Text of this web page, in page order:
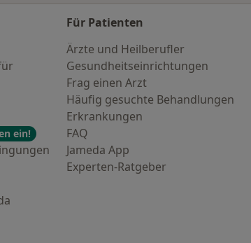
ein!
Für Patienten
Ärzte und Heilberufler
Gesundheitseinrichtungen
Frag einen Arzt
Häufig gesuchte Behandlungen
Erkrankungen
FAQ
Jameda App
Experten-Ratgeber